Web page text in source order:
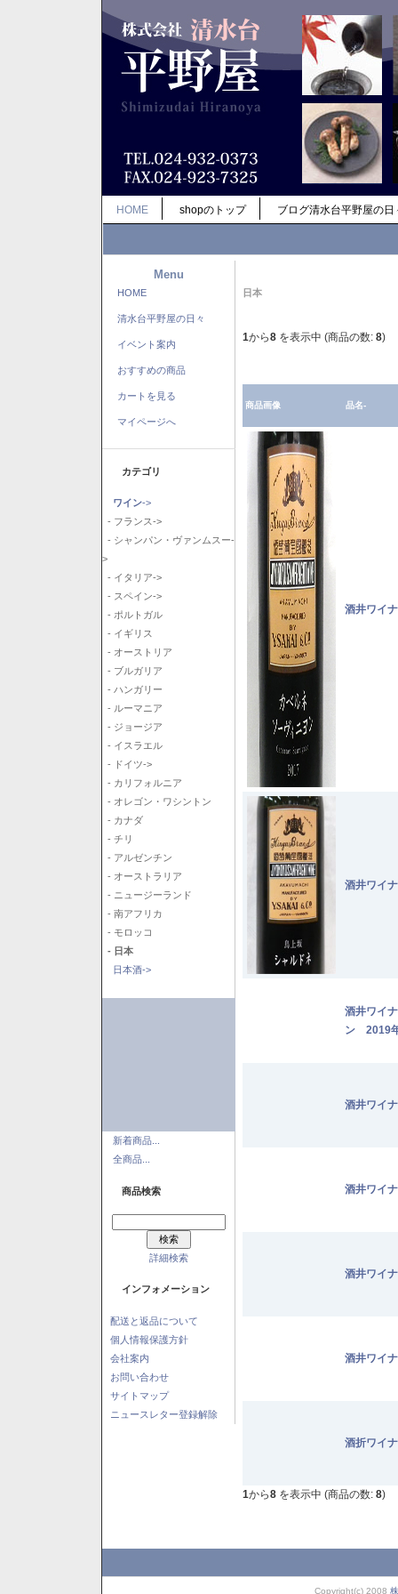
HOME shopのトップ ブログ清水台平野屋の日
Menu
HOME
清水台平野屋の日々
イベント案内
おすすめの商品
カートを見る
マイページへ
カテゴリ
ワイン->
- フランス->
- シャンパン・ヴァンムスー-
>
- イタリア->
- スペイン->
- ポルトガル
- イギリス
- オーストリア
- ブルガリア
- ハンガリー
- ルーマニア
- ジョージア
- イスラエル
- ドイツ->
- カリフォルニア
- オレゴン・ワシントン
- カナダ
- チリ
- アルゼンチン
- オーストラリア
- ニュージーランド
- 南アフリカ
- モロッコ
- 日本
日本酒->
新着商品...
全商品...
商品検索
詳細検索
インフォメーション
配送と返品について
個人情報保護方針
会社案内
お問い合わせ
サイトマップ
ニュースレター登録解除
日本
1から8 を表示中 (商品の数: 8)
商品画像 品名-
酒井ワイ
酒井ワイ
酒井ワイ
ン 2019
酒井ワイ
酒井ワイ
酒井ワイ
酒井ワイ
酒折ワイ
1から8 を表示中 (商品の数: 8)
Copyright(c) 2008